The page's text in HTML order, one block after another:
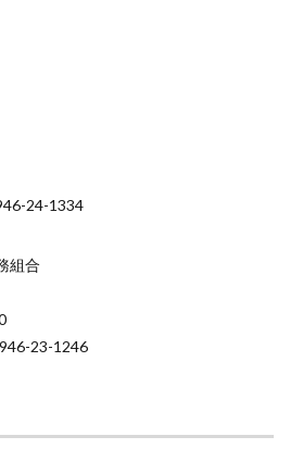
24-1334
組合
23-1246